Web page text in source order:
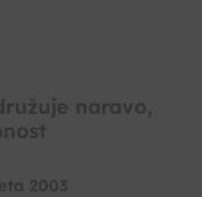
naravo,
2003